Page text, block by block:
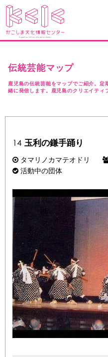
伝統芸能マップ
鹿児島の伝統芸能をマップでご紹介。
緒に発信します。鹿児島のクリエイティ
14 玉利の鎌手踊り
タマリノカマテオドリ
活動中の団体